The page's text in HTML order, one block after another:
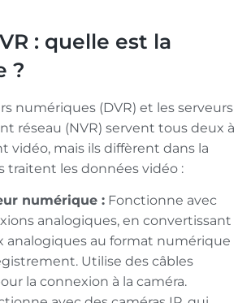
: quelle est la
?
numériques (DVR) et les serveurs
réseau (NVR) servent tous deux à
vidéo, mais ils diffèrent dans la
traitent les données vidéo :
numérique : Fonctionne avec
analogiques, en convertissant
analogiques au format numérique
Utilise des câbles
la connexion à la caméra.